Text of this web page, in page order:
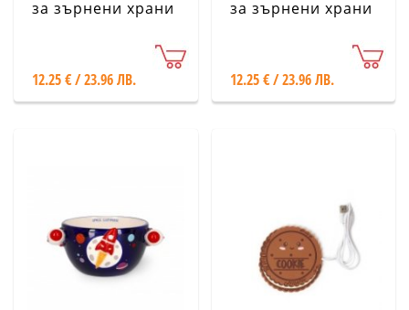
за зърнени храни
12.25 € / 23.96 ЛВ.
за зърнени храни
12.25 € / 23.96 ЛВ.